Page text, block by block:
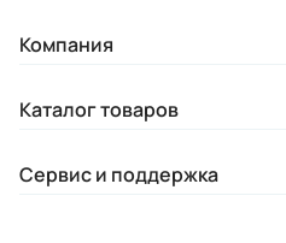
3
0.13x1.2x0.045
Компания
Каталог товаров
Сервис и поддержка